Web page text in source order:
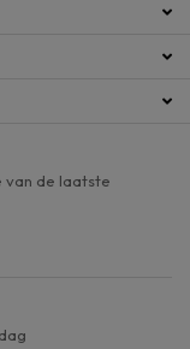
van de laatste